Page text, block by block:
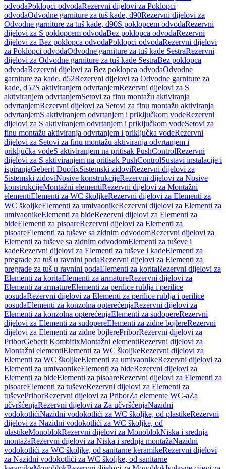
odvodaPoklopci odvodaRezervni dijelovi za Poklopci
odvodaOdvodne garniture za tuš kade, d90Rezervni dijelovi za
Odvodne garniture za tuš kade, d90S poklopcem odvodaRezervni
dijelovi za S poklopcem odvodaBez poklopca odvodaRezervni
dijelovi za Bez poklopca odvodaPoklopci odvodaRezervni dijelovi
za Poklopci odvodaOdvodne garniture za tuš kade SestraRezervni
dijelovi za Odvodne garniture za tuš kade SestraBez poklopca
odvodaRezervni dijelovi za Bez poklopca odvodaOdvodne
garniture za kade, d52Rezervni dijelovi za Odvodne garniture za
kade, d52S aktiviranjem odvrtanjemRezervni dijelovi za S
aktiviranjem odvrtanjemSetovi za finu montažu aktiviranja
odvrtanjemRezervni dijelovi za Setovi za finu montažu aktiviranja
odvrtanjemS aktiviranjem odvrtanjem i priključkom vodeRezervni
dijelovi za S aktiviranjem odvrtanjem i priključkom vodeSetovi za
finu montažu aktiviranja odvrtanjem i priključka vodeRezervni
dijelovi za Setovi za finu montažu aktiviranja odvrtanjem i
priključka vodeS aktiviranjem na pritisak PushControlRezervni
dijelovi za S aktiviranjem na pritisak PushControlSustavi instalacije i
ispiranjaGeberit DuofixSistemski zidoviRezervni dijelovi za
Sistemski zidoviNosive konstrukcijeRezervni dijelovi za Nosive
konstrukcijeMontažni elementiRezervni dijelovi za Montažni
elementiElementi za WC školjkeRezervni dijelovi za Elementi za
WC školjkeElementi za umivaonikeRezervni dijelovi za Elementi za
umivaonikeElementi za bideRezervni dijelovi za Elementi za
bideElementi za pisoareRezervni dijelovi za Elementi za
pisoareElementi za tuševe sa zidnim odvodomRezervni dijelovi za
Elementi za tuševe sa zidnim odvodomElementi za tuševe i
kadeRezervni dijelovi za Elementi za tuševe i kadeElementi za
pregrade za tuš u ravnini podaRezervni dijelovi za Elementi za
pregrade za tuš u ravnini podaElementi za koritaRezervni dijelovi za
Elementi za koritaElementi za armatureRezervni dijelovi za
Elementi za armatureElementi za perilice rublja i perilice
posuđaRezervni dijelovi za Elementi za perilice rublja i perilice
posuđaElementi za konzolna opterećenjaRezervni dijelovi za
Elementi za konzolna opterećenjaElementi za sudopereRezervni
dijelovi za Elementi za sudopereElementi za zidne bojlereRezervni
dijelovi za Elementi za zidne bojlerePriborRezervni dijelovi za
PriborGeberit KombifixMontažni elementiRezervni dijelovi za
Montažni elementiElementi za WC školjkeRezervni dijelovi za
Elementi za WC školjkeElementi za umivaonikeRezervni dijelovi za
Elementi za umivaonikeElementi za bideRezervni dijelovi za
Elementi za bideElementi za pisoareRezervni dijelovi za Elementi za
pisoareElementi za tuševeRezervni dijelovi za Elementi za
tuševePriborRezervni dijelovi za PriborZa elemente WC-aZa
učvršćenjaRezervni dijelovi za Za učvršćenjaNazidni
vodokotlićiNazidni vodokotlići za WC školjke, od plastikeRezervni
dijelovi za Nazidni vodokotlići za WC školjke, od
plastikeMonoblokRezervni dijelovi za MonoblokNiska i srednja
montažaRezervni dijelovi za Niska i srednja montažaNazidni
vodokotlići za WC školjke, od sanitarne keramikeRezervni dijelovi
za Nazidni vodokotlići za WC školjke, od sanitarne